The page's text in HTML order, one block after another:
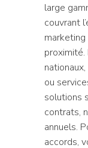
large
couvrant
proximité.
ou
solutions
contrats,
annuels.
accords,